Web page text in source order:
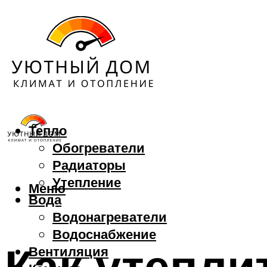
Тепло
Обогреватели
Радиаторы
Утепление
Вода
Водонагреватели
Водоснабжение
Вентиляция
Меню